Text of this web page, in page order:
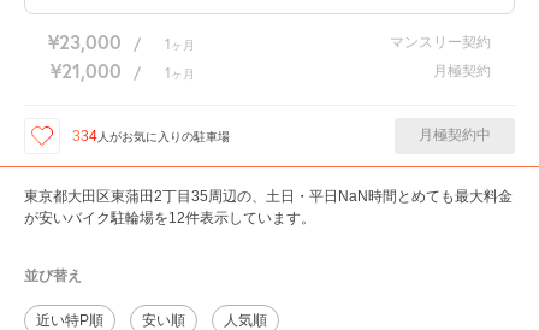
¥23,000 / 1 ヶ月 マンスリー契約
¥21,000 / 1 ヶ月 月極契約
334 人がお気に入りの駐車場 月極契約中
東京都大田区東蒲田2丁目35周辺の、土日・平日NaN時間とめても最大料金
が安いバイク駐輪場を12件表示しています。
並び替え
近い特P順 安い順 人気順